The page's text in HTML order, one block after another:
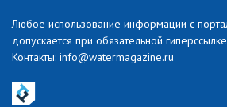
Любое использование информации с
допускается при обязательной
Контакты: info@watermagazine.ru